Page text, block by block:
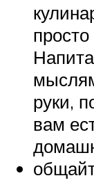
руки,
вам